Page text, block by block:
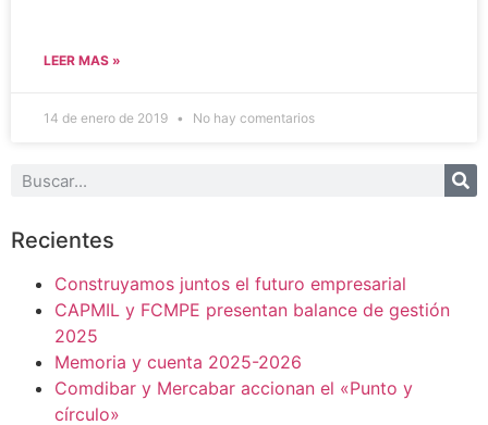
LEER MAS »
14 de enero de 2019 No hay comentarios
Recientes
Construyamos juntos el futuro empresarial
CAPMIL y FCMPE presentan balance de gestión
2025
Memoria y cuenta 2025-2026
Comdibar y Mercabar accionan el «Punto y
círculo»